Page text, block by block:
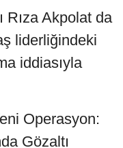
Rıza Akpolat da
liderliğindeki
iddiasıyla